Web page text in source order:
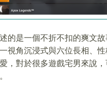
述的是一個不折不扣的爽文
視角沉浸式與六位長相、
，對於很多遊戲宅男來說